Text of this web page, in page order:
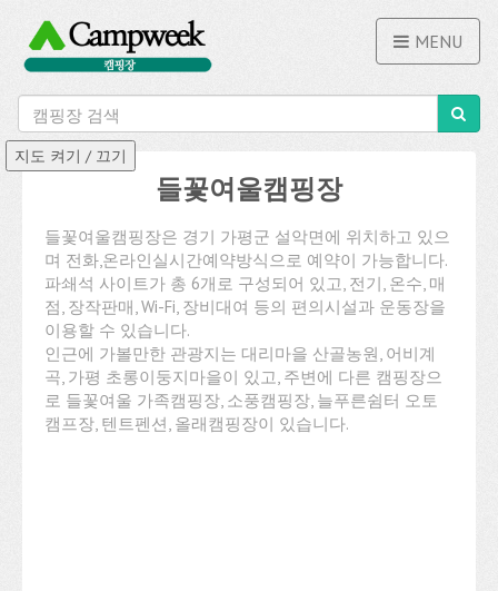
MENU
들꽃여울캠핑장
들꽃여울캠핑장은 경기 가평군 설악면에 위치하고 있으
며 전화,온라인실시간예약방식으로 예약이 가능합니다.
파쇄석 사이트가 총 6개로 구성되어 있고, 전기, 온수, 매
점, 장작판매, Wi-Fi, 장비대여 등의 편의시설과 운동장을
이용할 수 있습니다.
인근에 가볼만한 관광지는 대리마을 산골농원, 어비계
곡, 가평 초롱이둥지마을이 있고, 주변에 다른 캠핑장으
로 들꽃여울 가족캠핑장, 소풍캠핑장, 늘푸른쉼터 오토
캠프장, 텐트펜션, 올래캠핑장이 있습니다.